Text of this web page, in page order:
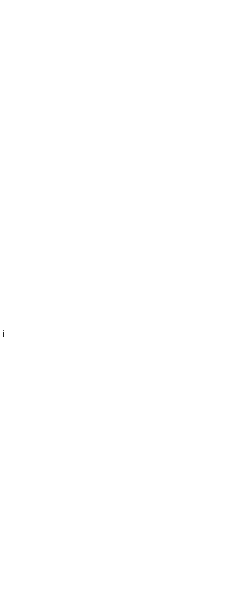
i